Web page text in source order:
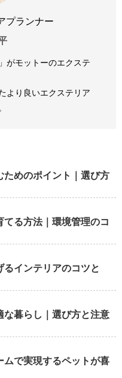
プランナー
がモットーのエクステ
より良いエクステリア
ためのポイント｜選び方
る方法｜環境管理のコ
インテリアのコツと
な暮らし｜選び方と注意
ムで実現するペットが喜